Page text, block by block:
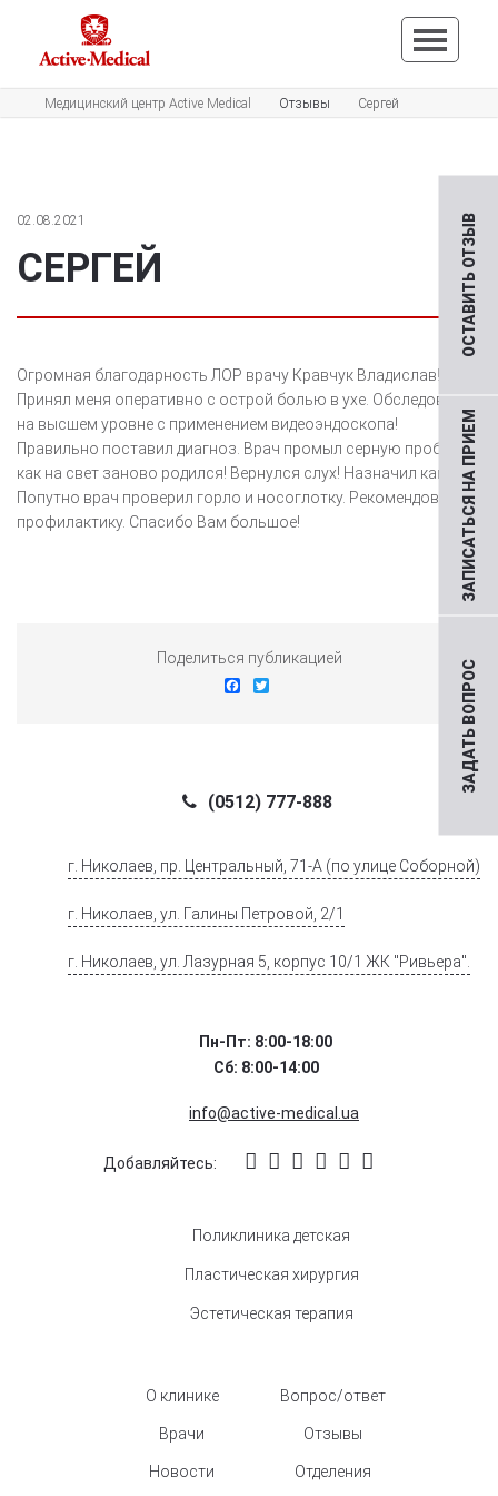
ЗАДАТЬ ВОПРОС
ЗАПИСАТЬСЯ НА ПРИЕМ
ОСТАВИТЬ ОТЗЫВ
Медицинский центр Active Medical Отзывы Сергей
02.08.2021
СЕРГЕЙ
Огромная благодарность ЛОР врачу Кравчук Владислав!
Принял меня оперативно с острой болью в ухе. Обследование
на высшем уровне с применением видеоэндоскопа!
Правильно поставил диагноз. Врач промыл серную пробку. Я
как на свет заново родился! Вернулся слух! Назначил капли.
Попутно врач проверил горло и носоглотку. Рекомендовал
профилактику. Спасибо Вам большое!
Поделиться публикацией
Facebook
(0512) 777-888
г. Николаев, пр. Центральный, 71-А (по улице Соборной)
г. Николаев, ул. Галины Петровой, 2/1
г. Николаев, ул. Лазурная 5, корпус 10/1 ЖК "Ривьера".
Пн-Пт: 8:00-18:00
Сб: 8:00-14:00
info@active-medical.ua
Добавляйтесь:
Поликлиника детская
Пластическая хирургия
Эстетическая терапия
О клинике
Врачи
Новости
Вопрос/ответ
Отзывы
Отделения